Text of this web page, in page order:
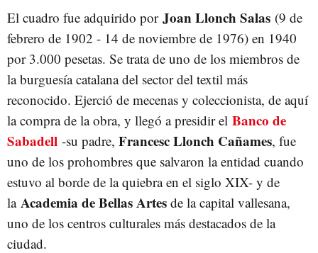
El cuadro fue adquirido por Joan Llonch Salas (9 de
febrero de 1902 - 14 de noviembre de 1976) en 1940
por 3.000 pesetas. Se trata de uno de los miembros de
la burguesía catalana del sector del textil más
reconocido. Ejerció de mecenas y coleccionista, de aquí
la compra de la obra, y llegó a presidir el Banco de
Sabadell -su padre, Francesc Llonch Cañames, fue
uno de los prohombres que salvaron la entidad cuando
estuvo al borde de la quiebra en el siglo XIX- y de
la Academia de Bellas Artes de la capital vallesana,
uno de los centros culturales más destacados de la
ciudad.